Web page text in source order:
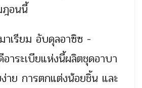
ฎอนนี้
เรียม อับดุลอาซิซ -
าระเบียแห่งนี้ผลิตชุดอาบา
าย การตกแต่งน้อยชิ้น และ